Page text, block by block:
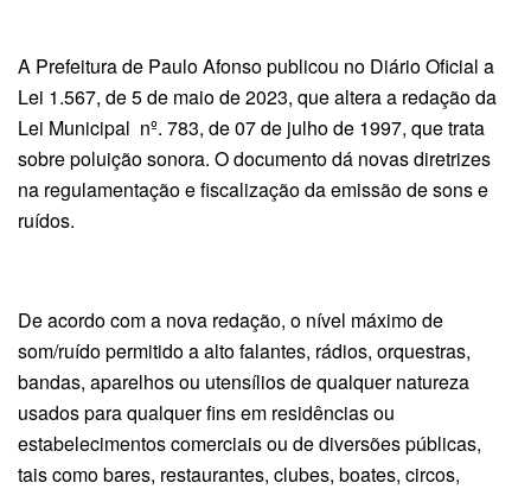
A Prefeitura de Paulo Afonso publicou no Diário Oficial a
Lei 1.567, de 5 de maio de 2023, que altera a redação da
Lei Municipal nº. 783, de 07 de julho de 1997, que trata
sobre poluição sonora. O documento dá novas diretrizes
na regulamentação e fiscalização da emissão de sons e
ruídos.
De acordo com a nova redação, o nível máximo de
som/ruído permitido a alto falantes, rádios, orquestras,
bandas, aparelhos ou utensílios de qualquer natureza
usados para qualquer fins em residências ou
estabelecimentos comerciais ou de diversões públicas,
tais como bares, restaurantes, clubes, boates, circos,